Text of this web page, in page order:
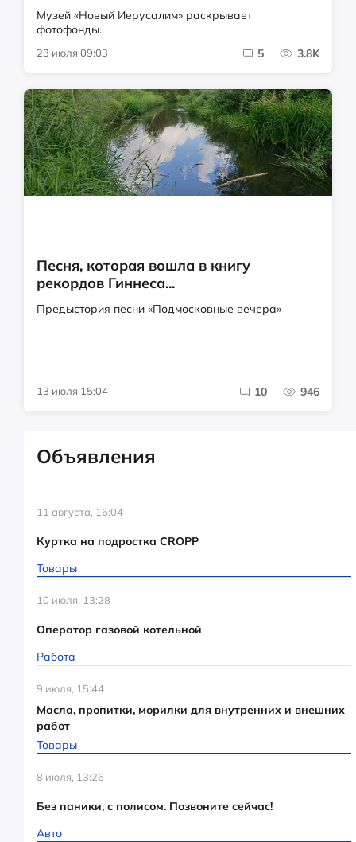
Музей «Новый Иерусалим» раскрывает
фотофонды.
23 июля 09:03 5 3.8K
Песня, которая вошла в книгу
рекордов Гиннеса...
Предыстория песни «Подмосковные вечера»
13 июля 15:04 10 946
Объявления
11 августа, 16:04
Куртка на подростка CROPP
Товары
10 июля, 13:28
Оператор газовой котельной
Работа
9 июля, 15:44
Масла, пропитки, морилки для внутренних и внешних
работ
Товары
8 июля, 13:26
Без паники, с полисом. Позвоните сейчас!
Авто